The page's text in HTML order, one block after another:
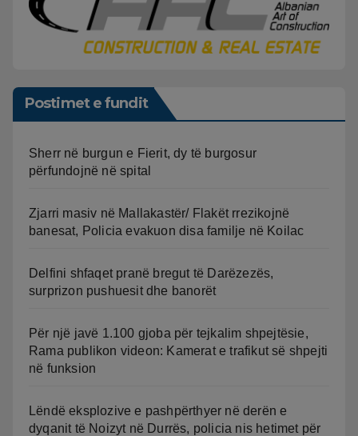
Postimet e fundit
Sherr në burgun e Fierit, dy të burgosur
përfundojnë në spital
Zjarri masiv në Mallakastër/ Flakët rrezikojnë
banesat, Policia evakuon disa familje në Koilac
Delfini shfaqet pranë bregut të Darëzezës,
surprizon pushuesit dhe banorët
Për një javë 1.100 gjoba për tejkalim shpejtësie,
Rama publikon videon: Kamerat e trafikut së shpejti
në funksion
Lëndë eksplozive e pashpërthyer në derën e
dyqanit të Noizyt në Durrës, policia nis hetimet për